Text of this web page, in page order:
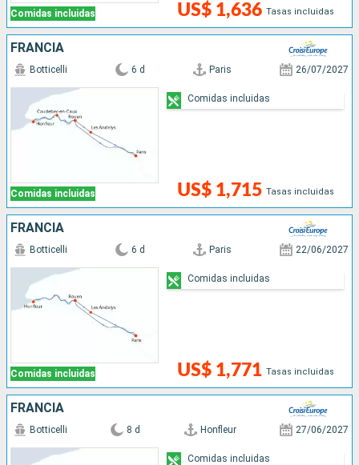
Comidas incluidas US$ 1,636 Tasas incluidas
FRANCIA
Comidas incluidas
Botticelli 6 d Paris 26/07/2027
US$ 1,715 Tasas incluidas
Comidas incluidas
FRANCIA
Comidas incluidas
Botticelli 6 d Paris 22/06/2027
US$ 1,771 Tasas incluidas
Comidas incluidas
FRANCIA
Botticelli 8 d Honfleur 27/06/2027
Comidas incluidas